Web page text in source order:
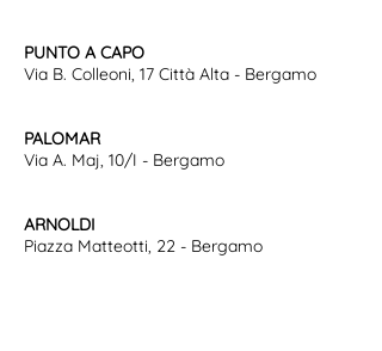
PUNTO A CAPO
Via B. Colleoni, 17 Città Alta - Bergamo
PALOMAR
Via A. Maj, 10/I - Bergamo
ARNOLDI
Piazza Matteotti, 22 - Bergamo